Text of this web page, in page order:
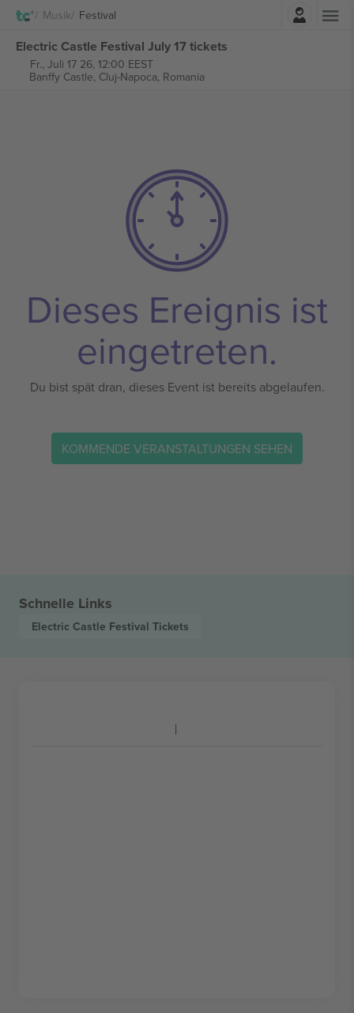
Musik Festival
Electric Castle Festival July 17 tickets
Fr., Juli 17 26, 12:00 EEST
Banffy Castle, Cluj-Napoca, Romania
Dieses Ereignis ist
eingetreten.
Du bist spät dran, dieses Event ist bereits abgelaufen.
KOMMENDE VERANSTALTUNGEN SEHEN
Schnelle Links
Electric Castle Festival Tickets